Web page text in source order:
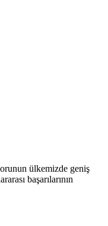
ülkemizde geniş
başarılarının